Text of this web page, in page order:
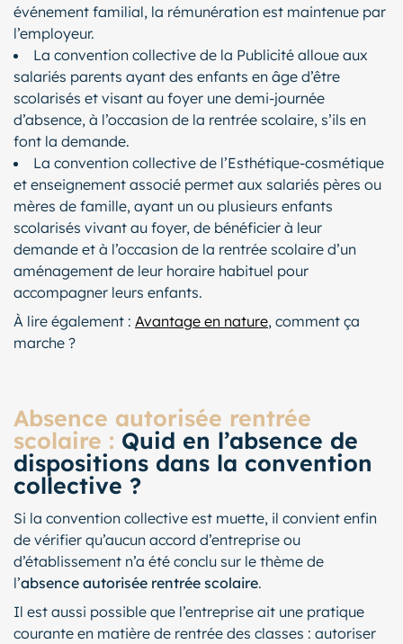
événement familial, la rémunération est maintenue par
l’employeur.
La convention collective de la Publicité alloue aux
salariés parents ayant des enfants en âge d’être
scolarisés et visant au foyer une demi-journée
d’absence, à l’occasion de la rentrée scolaire, s’ils en
font la demande.
La convention collective de l’Esthétique-cosmétique
et enseignement associé permet aux salariés pères ou
mères de famille, ayant un ou plusieurs enfants
scolarisés vivant au foyer, de bénéficier à leur
demande et à l’occasion de la rentrée scolaire d’un
aménagement de leur horaire habituel pour
accompagner leurs enfants.
À lire également : Avantage en nature, comment ça
marche ?
Absence autorisée rentrée
scolaire : Quid en l’absence de
dispositions dans la convention
collective ?
Si la convention collective est muette, il convient enfin
de vérifier qu’aucun accord d’entreprise ou
d’établissement n’a été conclu sur le thème de
l’absence autorisée rentrée scolaire.
Il est aussi possible que l’entreprise ait une pratique
courante en matière de rentrée des classes : autoriser